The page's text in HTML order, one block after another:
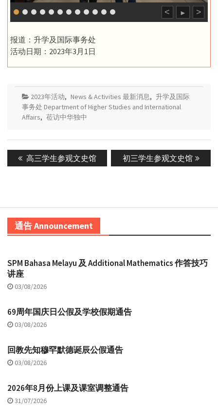
< ► >
报道：升学及国际事务处
活动日期：2023年3月1日
2023年活动, News & Activities 最新消息, 升学及国际
事务处 Department of Higher Studies and International
Affairs, 莅访中华独中
Post
navigation
Previous
post:
高三学生参观文史馆
Next
post:
初三学生参观文史馆
通告 Announcement
SPM Bahasa Melayu 及 Additional Mathematics 作答技巧
讲座
03/08/2026
69周年国庆日公假及学校假期通告
03/08/2026
回教先知穆罕默德诞辰公假通告
03/08/2026
2026年8月份上课及课室调整通告
31/07/2026